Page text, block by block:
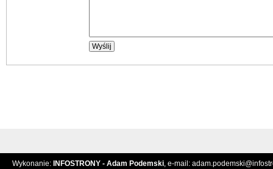
Wykonanie: INFOSTRONY - Adam Podemski, e-mail: